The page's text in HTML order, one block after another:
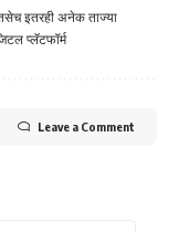
इतरही अनेक ताज्या
प्लॅटफॉर्म
Leave a Comment